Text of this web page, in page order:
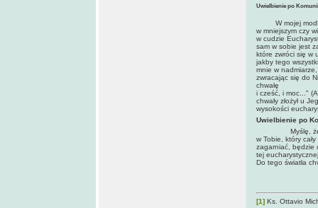
Uwielbienie po
W mojej
w mniejszym czy
w cudzie
sam w sobie jest
które zwróci się w
jakby tego
mnie w
zwracając się do
chwałę
i cześć, i moc..."
chwały złożył u
wysokości
Uwielbienie po
Myślę, że
w Tobie, który
zagarniać, będzie
tej
Do tego światła
[1] Ks. Ottavio